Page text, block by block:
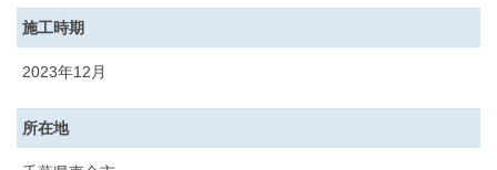
施工時期
2023年12月
所在地